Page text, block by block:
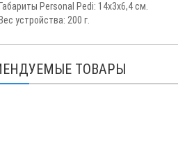
Personal Pedi: 14х3х6,4 см.
устройства: 200 г.
ТОВАРЫ